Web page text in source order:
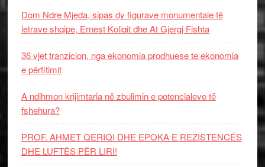
Dom Ndre Mjeda, sipas dy figurave monumentale të
letrave shqipe, Ernest Koliqit dhe At Gjergj Fishta
36 vjet tranzicion, nga ekonomia prodhuese te ekonomia
e përfitimit
A ndihmon krijimtaria në zbulimin e potencialeve të
fshehura?
PROF. AHMET QERIQI DHE EPOKA E REZISTENCЁS
DHE LUFTЁS PЁR LIRI!